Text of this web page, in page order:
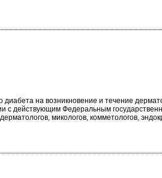
на возникновение и течение
с действующим Федеральным
микологов, комметологов,